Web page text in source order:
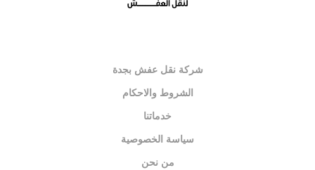
شركة نقل عفش بجدة
الشروط والاحكام
خدماتنا
سياسة الخصوصية
من نحن